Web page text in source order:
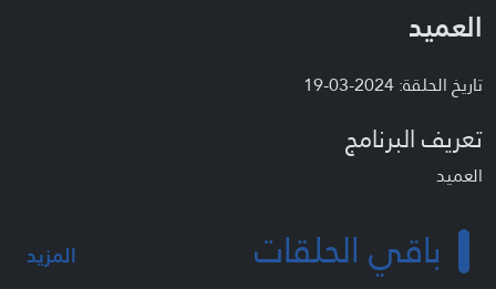
العميد
تاريخ الحلقة: 2024-03-19
تعريف البرنامج
العميد
باقي الحلقات المزيد